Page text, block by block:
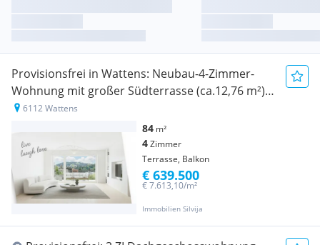
Provisionsfrei in Wattens: Neubau-4-Zimmer-
Wohnung mit großer Südterrasse (ca.12,76 m²)
& Nordostbalkon (ca. 5,27 m²) - Fernwärme &
6112 Wattens
84 m²
4Zimmer
Terrasse, Balkon
Immobilien Silvija
€ 7.613,10/m²
€ 639.500